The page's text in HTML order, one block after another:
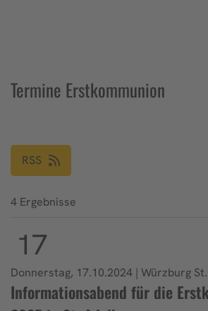
Termine Erstkommunion
RSS
4 Ergebnisse
17
Donnerstag, 17.10.2024 | Würzburg
Informationsabend für die